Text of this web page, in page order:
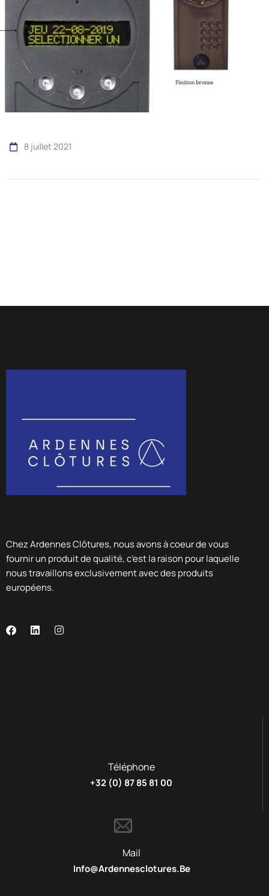
8 juillet 2021
Chez Ardennes Clôtures, nous avons à coeur de vous
fournir un produit de qualité, c’est la raison pour laquelle
nous travaillons exclusivement avec des produits
européens.
Téléphone
+32 (0) 87 85 81 00
Mail
Info@ardennesclotures.be